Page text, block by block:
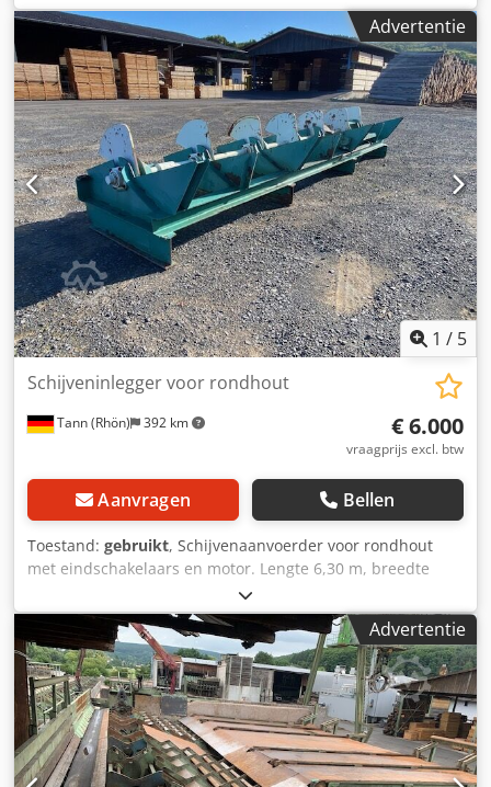
Advertentie
1 / 5
Tann (Rhön) 392 km
Schijveninlegger voor rondhout
€ 6.000
vraagprijs excl. btw
Aanvragen Bellen
Toestand: gebruikt, Schijvenaanvoerder voor rondhout
met eindschakelaars en motor. Lengte 6,30 m, breedte
1,70 m, hoogte 1,15 m, gewicht onder 5 ton. Prijs af
fabriek: 6.000 EUR. Dsdpfx Ajxdckqea Djkr
Advertentie